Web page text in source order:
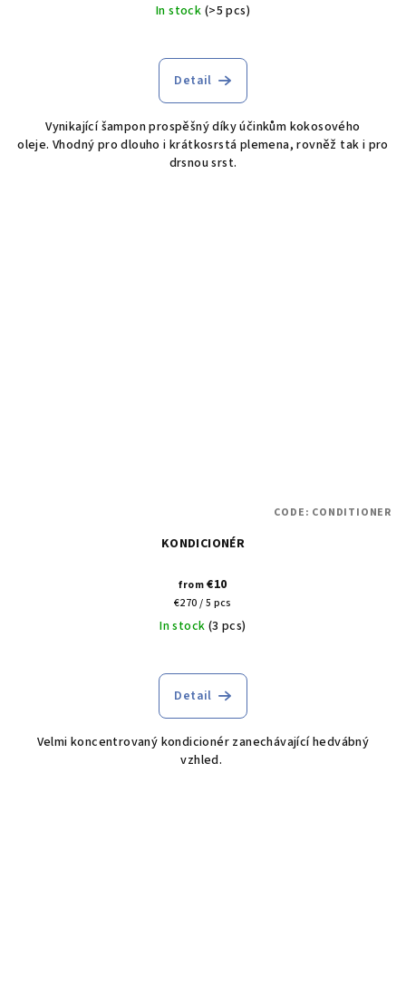
In stock (>5 pcs)
Detail
Vynikající šampon prospěšný díky účinkům kokosového
oleje. Vhodný pro dlouho i krátkosrstá plemena, rovněž tak i pro
drsnou srst.
KONDICIONÉR
from €10
Measure
price:
€270 / 5 pcs
In stock (3 pcs)
Detail
Velmi koncentrovaný kondicionér zanechávající hedvábný
vzhled.
CODE: CONDITIONER